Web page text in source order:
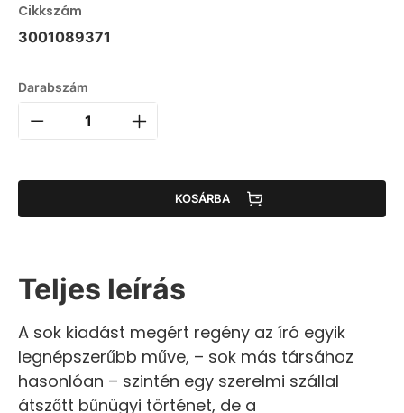
Cikkszám
3001089371
Darabszám
KOSÁRBA
Teljes leírás
A sok kiadást megért regény az író egyik
legnépszerűbb műve, – sok más társához
hasonlóan – szintén egy szerelmi szállal
átszőtt bűnügyi történet, de a